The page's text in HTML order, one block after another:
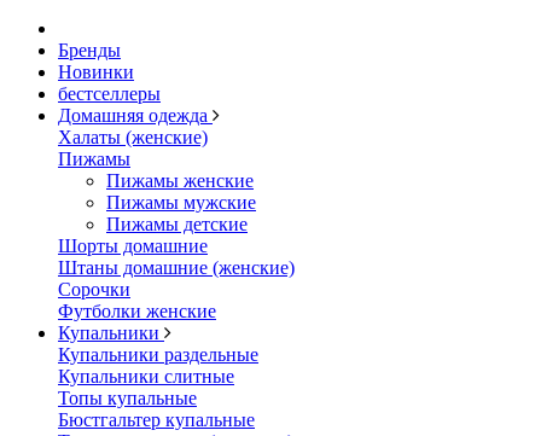
Бренды
Новинки
бестселлеры
Домашняя одежда
Халаты (женские)
Пижамы
Пижамы женские
Пижамы мужские
Пижамы детские
Шорты домашние
Штаны домашние (женские)
Сорочки
Футболки женские
Купальники
Купальники раздельные
Купальники слитные
Топы купальные
Бюстгальтер купальные